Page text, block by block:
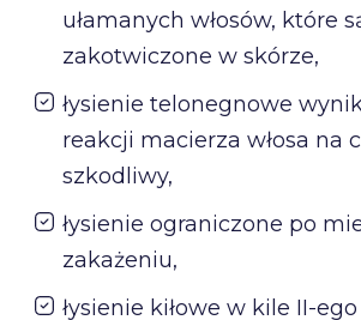
ułamanych włosów, które
zakotwiczone w skórze,
łysienie telonegnowe
reakcji macierza włosa na
szkodliwy,
łysienie ograniczone po
zakażeniu,
łysienie kiłowe w kile II-